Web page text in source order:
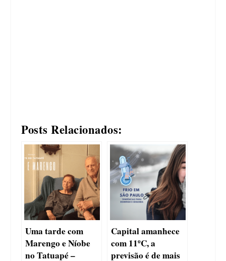
Posts Relacionados:
Uma tarde com
Marengo e Níobe
no Tatuapé –
Capital amanhece
com 11ºC, a
previsão é de mais